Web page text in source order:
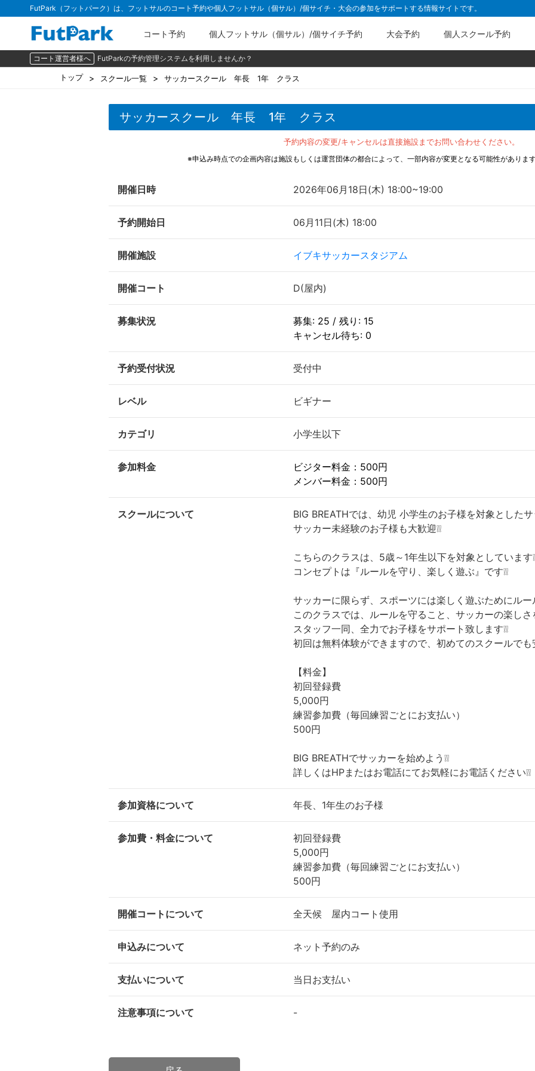
FutPark（フットパーク）は、フットサルのコート予約や個人フットサル（個サル）/個サイチ・大会の参加をサポートする情報サイトです。
コート予約 個人フットサル（個サル）/個サイチ予約 大会予約 個人スクール予約
コート運営者様へ FutParkの予約管理システムを利用しませんか？
トップ スクール一覧 サッカースクール 年長 1年 クラス
サッカースクール 年長 1年 クラス
予約内容の変更/キャンセルは直接施設までお問い合わせください。
※申込み時点での企画内容は施設もしくは運営団体の都合によって、一部内容が変更となる可能性がありま
開催日時 2026年06月18日(木) 18:00~19:00
予約開始日 06月11日(木) 18:00
開催施設 イブキサッカースタジアム
開催コート D(屋内)
募集状況
募集: 25 / 残り: 15
キャンセル待ち: 0
予約受付状況 受付中
レベル ビギナー
カテゴリ 小学生以下
参加料金
ビジター料金：500円
メンバー料金：500円
スクールについて
BIG BREATHでは、幼児 小学生のお子様を対象としたサ
サッカー未経験のお子様も大歓迎❕❕
こちらのクラスは、5歳～1年生以下を対象としています
コンセプトは『ルールを守り、楽しく遊ぶ』です❕❕
サッカーに限らず、スポーツには楽しく遊ぶためにルー
このクラスでは、ルールを守ること、サッカーの楽しさ
スタッフ一同、全力でお子様をサポート致します❕❕
初回は無料体験ができますので、初めてのスクールでも安
【料金】
初回登録費
5,000円
練習参加費（毎回練習ごとにお支払い）
500円
BIG BREATHでサッカーを始めよう❕❕
詳しくはHPまたはお電話にてお気軽にお電話ください❕❕
参加資格について 年長、1年生のお子様
参加費・料金について
初回登録費
5,000円
練習参加費（毎回練習ごとにお支払い）
500円
開催コートについて 全天候 屋内コート使用
申込みについて ネット予約のみ
支払いについて 当日お支払い
注意事項について -